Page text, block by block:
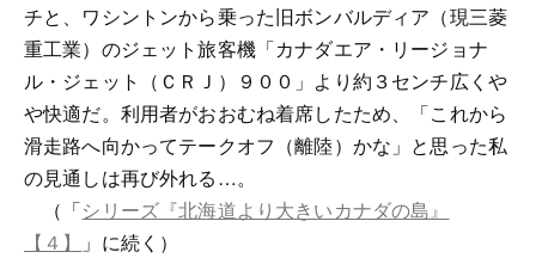
チと、ワシントンから乗った旧ボンバルディア（現三菱
重工業）のジェット旅客機「カナダエア・リージョナ
ル・ジェット（ＣＲＪ）９００」より約３センチ広くや
や快適だ。利用者がおおむね着席したため、「これから
滑走路へ向かってテークオフ（離陸）かな」と思った私
の見通しは再び外れる…。
（「シリーズ『北海道より大きいカナダの島』
【４】
」に続く）